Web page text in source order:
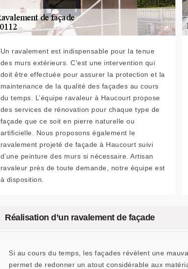
Un ravalement est indispensable pour la tenue
des murs extérieurs. C'est une intervention qui
doit être effectuée pour assurer la protection et la
maintenance de la qualité des façades au cours
du temps. L’équipe ravaleur à Haucourt propose
des services de rénovation pour chaque type de
façade que ce soit en pierre naturelle ou
artificielle. Nous proposons également le
ravalement projeté de façade à Haucourt suivi
d’une peinture des murs si nécessaire. Artisan
ravaleur près de toute demande, notre équipe est
à disposition.
Réalisation d’un ravalement de façade
Si au cours du temps, les façades révèlent une
permet de redonner un atout considérable aux